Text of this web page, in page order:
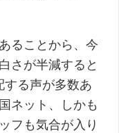
ることから、今
さが半減すると
する声が多数あ
ネット、しかも
フも気合が入り